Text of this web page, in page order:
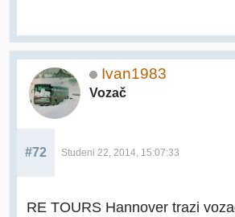
Ivan1983
Vozač
#72 Studeni 22, 2014, 15:07:33
RE TOURS Hannover trazi